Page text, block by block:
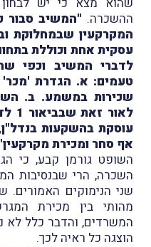
ההשכרה. "המשיב סבור
המקרקעין שבמחלוקת
עסקית אחת וכוללת
לדברי המשיב וכפי
שכירות במשמע. ב.
עוסקת בהשקעות
אף סחר ומכירת
השופט גורמן קבע, כי
השכרה, הרי שבנסיבות
שני הנימוקים
מהותי בין מכירת
המשרדים, והדבר כלל לא
הוצגה כל ראיה לכך.